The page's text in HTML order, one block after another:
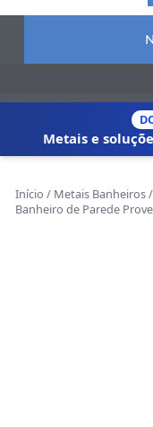
Metais e
Início / Metais Banheiros/
Banheiro de Parede